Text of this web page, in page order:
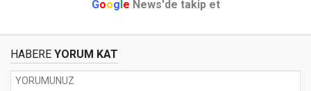
Google News'de takip et
HABERE YORUM KAT